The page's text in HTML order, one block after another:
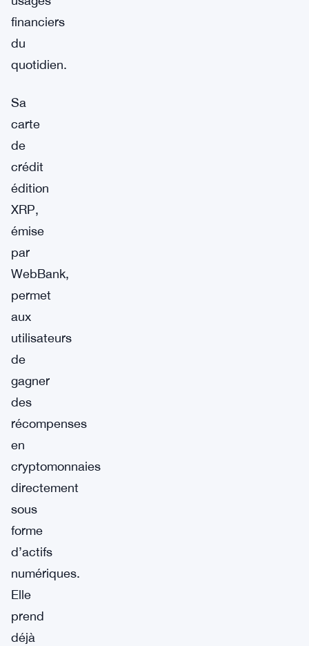
financiers
du
quotidien.
Sa
carte
de
crédit
édition
XRP,
émise
par
WebBank,
permet
aux
utilisateurs
de
gagner
des
récompenses
en
cryptomonnaies
directement
sous
forme
d’actifs
numériques.
Elle
prend
déjà